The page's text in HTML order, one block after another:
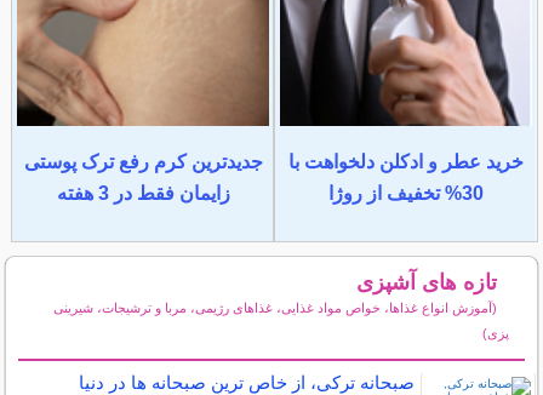
خرید عطر و ادکلن دلخواهت با
30% تخفیف از روژا
جدیدترین کرم رفع ترک پوستی
زایمان فقط در 3 هفته
تازه های آشپزی
(آموزش انواع غذاها، خواص مواد غذایی، غذاهای رژیمی، مربا و ترشیجات، شیرینی
پزی)
صبحانه ترکی، از خاص ترین صبحانه ها در دنیا